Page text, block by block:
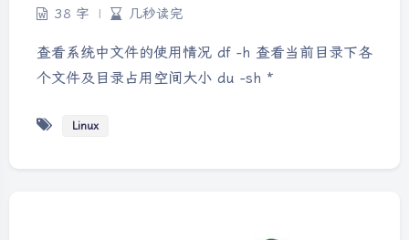
38 字
| 几秒读完
查看系统中文件的使用情况 df -h 查看当前目录下各
个文件及目录占用空间大小 du -sh *
Linux